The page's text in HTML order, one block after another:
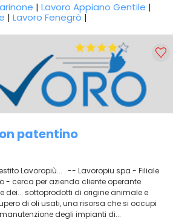
|Lavoro Appiano Gentile |
|Lavoro Fenegrò |
patentino
Lavoropiù... . -- Lavoropiu spa - Filiale
- cerca per azienda cliente operante
dei... sottoprodotti di origine animale e
di oli usati, una risorsa che si occupi
degli impianti di...